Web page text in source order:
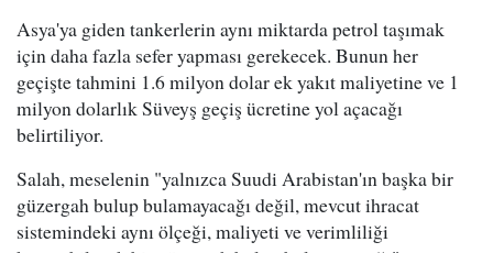
Asya'ya giden tankerlerin aynı miktarda petrol taşımak
için daha fazla sefer yapması gerekecek. Bunun her
geçişte tahmini 1.6 milyon dolar ek yakıt maliyetine ve 1
milyon dolarlık Süveyş geçiş ücretine yol açacağı
belirtiliyor.
Salah, meselenin "yalnızca Suudi Arabistan'ın başka bir
güzergah bulup bulamayacağı değil, mevcut ihracat
sistemindeki aynı ölçeği, maliyeti ve verimliliği